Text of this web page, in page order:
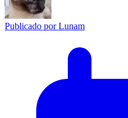
Publicado porLunam